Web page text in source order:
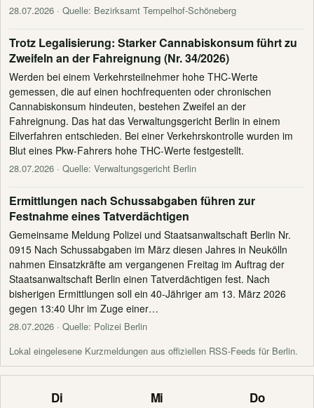
28.07.2026 · Quelle: Bezirksamt Tempelhof-Schöneberg
Trotz Legalisierung: Starker Cannabiskonsum führt zu
Zweifeln an der Fahreignung (Nr. 34/2026)
Werden bei einem Verkehrsteilnehmer hohe THC-Werte
gemessen, die auf einen hochfrequenten oder chronischen
Cannabiskonsum hindeuten, bestehen Zweifel an der
Fahreignung. Das hat das Verwaltungsgericht Berlin in einem
Eilverfahren entschieden. Bei einer Verkehrskontrolle wurden im
Blut eines Pkw-Fahrers hohe THC-Werte festgestellt.
28.07.2026 · Quelle: Verwaltungsgericht Berlin
Ermittlungen nach Schussabgaben führen zur
Festnahme eines Tatverdächtigen
Gemeinsame Meldung Polizei und Staatsanwaltschaft Berlin Nr.
0915 Nach Schussabgaben im März diesen Jahres in Neukölln
nahmen Einsatzkräfte am vergangenen Freitag im Auftrag der
Staatsanwaltschaft Berlin einen Tatverdächtigen fest. Nach
bisherigen Ermittlungen soll ein 40-Jähriger am 13. März 2026
gegen 13:40 Uhr im Zuge einer…
28.07.2026 · Quelle: Polizei Berlin
Lokal eingelesene Kurzmeldungen aus offiziellen RSS-Feeds für Berlin.
Di Mi Do